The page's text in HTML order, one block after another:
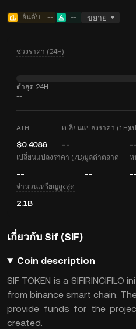
อันดับ -- -- ขยาย
ช่วงราคา (24H)
ต่ำสุด 24H
--
ATH
$0.4086
เปลี่ยนแปลงราคา (1H)
--
เ
เปลี่ยนแปลงราคา (7D)
--
มูลค่าตลาด
--
ห
จำนวนเหรียญสูงสุด
2.1B
เกี่ยวกับ Sif (SIF)
Coin description
SIF TOKEN is a
from binance smart chain.
provide funds for the
created.